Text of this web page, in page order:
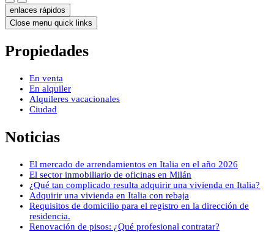
enlaces rápidos
Close menu quick links
Propiedades
En venta
En alquiler
Alquileres vacacionales
Ciudad
Noticias
El mercado de arrendamientos en Italia en el año 2026
El sector inmobiliario de oficinas en Milán
¿Qué tan complicado resulta adquirir una vivienda en Italia?
Adquirir una vivienda en Italia con rebaja
Requisitos de domicilio para el registro en la dirección de
residencia.
Renovación de pisos: ¿Qué profesional contratar?